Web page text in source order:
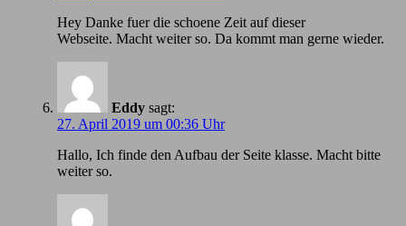
Hey Danke fuer die schoene Zeit auf dieser
Webseite. Macht weiter so. Da kommt man gerne wieder.
Eddy sagt:
27. April 2019 um 00:36 Uhr
Hallo, Ich finde den Aufbau der Seite klasse. Macht bitte
weiter so.